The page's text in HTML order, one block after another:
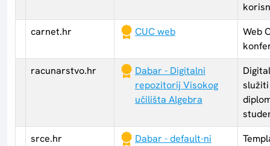
carnet.hr
CUC web
Web
racunarstvo.hr
Dabar - Digitalni
repozitorij Visokog
učilišta Algebra
srce.hr
Dabar - default-ni